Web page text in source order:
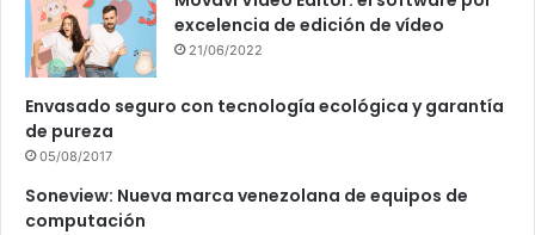
excelencia de edición de vídeo
21/06/2022
Envasado seguro con tecnología ecológica y garantía
de pureza
05/08/2017
Soneview: Nueva marca venezolana de equipos de
computación